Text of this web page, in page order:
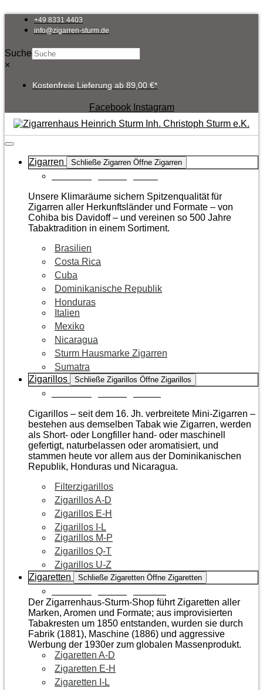
Inhalt
springen
+49 8331 4403
info@zigarren-sturm.de
Suche
×
Kostenfreie Lieferung ab 89,00 €*
Facebook Instagram
Zigarren Schließe Zigarren Öffne Zigarren
Unsere Klimaräume sichern Spitzenqualität für
Zigarren aller Herkunftsländer und Formate – von
Cohiba bis Davidoff – und vereinen so 500 Jahre
Tabaktradition in einem Sortiment.
Brasilien
Costa Rica
Cuba
Dominikanische Republik
Honduras
Italien
Mexiko
Nicaragua
Sturm Hausmarke Zigarren
Sumatra
Zigarillos
Schließe Zigarillos Öffne Zigarillos
Cigarillos – seit dem 16. Jh. verbreitete Mini-Zigarren –
bestehen aus demselben Tabak wie Zigarren, werden
als Short- oder Longfiller hand- oder maschinell
gefertigt, naturbelassen oder aromatisiert, und
stammen heute vor allem aus der Dominikanischen
Republik, Honduras und Nicaragua.
Filterzigarillos
Zigarillos A-D
Zigarillos E-H
Zigarillos I-L
Zigarillos M-P
Zigarillos Q-T
Zigarillos U-Z
Zigaretten
Schließe Zigaretten Öffne Zigaretten
Der Zigarrenhaus-Sturm-Shop führt Zigaretten aller
Marken, Aromen und Formate; aus improvisierten
Tabakresten um 1850 entstanden, wurden sie durch
Fabrik (1881), Maschine (1886) und aggressive
Werbung der 1930er zum globalen Massenprodukt.
Zigaretten A-D
Zigaretten E-H
Zigaretten I-L